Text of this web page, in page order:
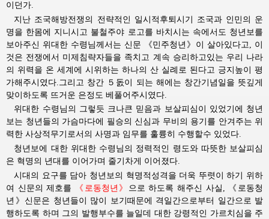
이던가.
지난 조국해방전쟁의 전략적인 일시적후퇴시기 조국과 인민의 운
명을 한몸에 지니시고 불철주야 로고를 바치시는 속에서도 청년보를
보아주신 위대한 수령님께서는 신문 《민주청년》이 살아있다고, 이
것은 전쟁에서 미제침략자들을 족치고 계속 승리하고있는 우리 나라
의 위력을 온 세계에 시위하는 하나의 산 실례로 된다고 긍지높이 평
가해주시였다.그리고 창간 ５돐이 되는 해에는 창간기념일을 뜻깊게
맞이하도록 뜨거운 은정도 베풀어주시였다.
위대한 수령님의
그렇듯 크나큰 믿음과 보살피심이 있었기에 청년
보는 청년들의 가슴마다에 필승의 신심과 무비의 용기를 안겨주는 위
력한 사상적무기로서의 사명과 임무를 훌륭히 수행할수 있었다.
청년보에 대한 위대한 수령님의
정력적인 령도와 따뜻한 보살피심
은 혁명의 년대를 이어가며 줄기차게 이어졌다.
시대의 요구를 담아 청년보의 혁명적성격을 더욱 뚜렷이 하기 위하
여 신문의 제호를
《로동청년》
으로 하도록 해주신 사실, 《로동청
년》신문은 청년들이 많이 보기때문에 격일간으로부터 일간으로 발
행하도록 하며 그의 발행부수를 늘일데 대한 강령적인 가르치심을 주